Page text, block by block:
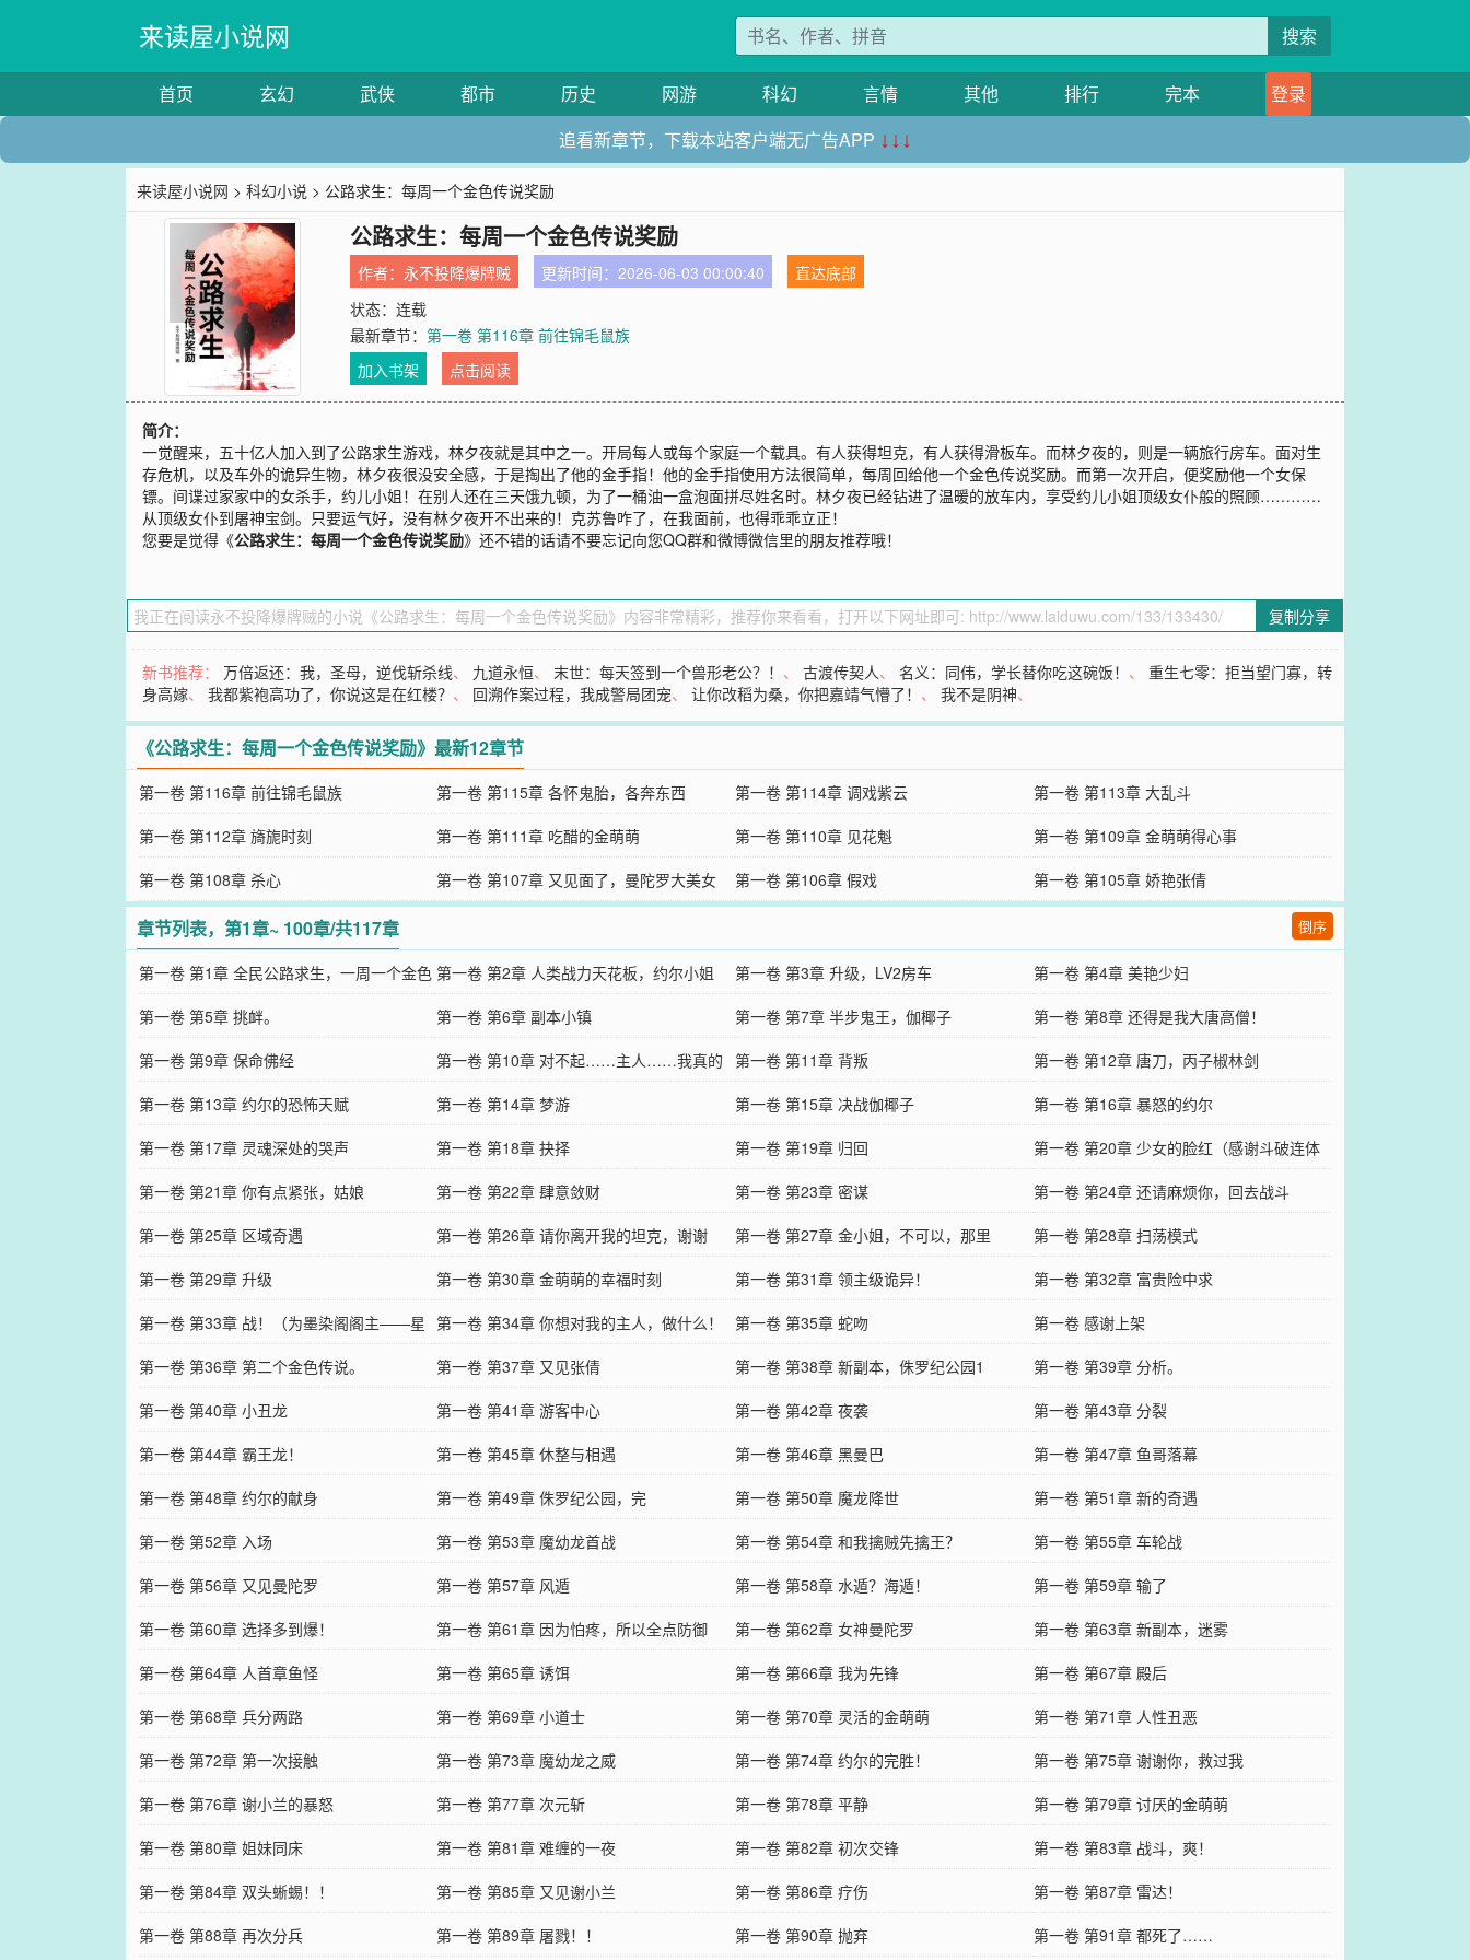
来读屋小说网 搜索
首页 玄幻 武侠 都市 历史 网游 科幻 言情 其他 排行 完本
登录
追看新章节，下载本站客户端无广告APP ↓↓↓
来读屋小说网 >科幻小说 > 公路求生：每周一个金色传说奖励
公路求生：每周一个金色传说奖励
作者：永不投降爆牌贼 更新时间：2026-06-03 00:00:40
直达底部
状态：连载
最新章节：第一卷 第116章 前往锦毛鼠族
加入书架
点击阅读
简介：
一觉醒来，五十亿人加入到了公路求生游戏，林夕夜就是其中之一。开局每人或每个家庭一个载具。有人获得坦克，有人获得滑板车。而林夕夜的，则是一辆旅行房车。面对生
存危机，以及车外的诡异生物，林夕夜很没安全感，于是掏出了他的金手指！他的金手指使用方法很简单，每周回给他一个金色传说奖励。而第一次开启，便奖励他一个女保
镖。间谍过家家中的女杀手，约儿小姐！在别人还在三天饿九顿，为了一桶油一盒泡面拼尽姓名时。林夕夜已经钻进了温暖的放车内，享受约儿小姐顶级女仆般的照顾…………
从顶级女仆到屠神宝剑。只要运气好，没有林夕夜开不出来的！克苏鲁咋了，在我面前，也得乖乖立正！
您要是觉得《公路求生：每周一个金色传说奖励》还不错的话请不要忘记向您QQ群和微博微信里的朋友推荐哦！
复制分享
新书推荐：万倍返还：我，圣母，逆伐斩杀线、 九道永恒、末世：每天签到一个兽形老公？！ 、古渡传契人、 名义：同伟，学长替你吃这碗饭！ 、重生七零：拒当望门寡，转
身高嫁、我都紫袍高功了，你说这是在红楼？ 、 回溯作案过程，我成警局团宠、让你改稻为桑，你把嘉靖气懵了！ 、我不是阴神、
《公路求生：每周一个金色传说奖励》最新12章节
第一卷 第116章 前往锦毛鼠族 第一卷 第115章 各怀鬼胎，各奔东西 第一卷 第114章 调戏紫云
第一卷 第113章 大乱斗
第一卷 第112章 旖旎时刻
第一卷 第111章 吃醋的金萌萌 第一卷 第110章 见花魁
第一卷 第109章 金萌萌得心事
第一卷 第108章 杀心
第一卷 第107章 又见面了，曼陀罗大美女 第一卷 第106章 假戏 第一卷 第105章 娇艳张倩
章节列表，第1章~ 100章/共117章 倒序
第一卷 第1章 全民公路求生，一周一个金色
传说！
第一卷 第2章 人类战力天花板，约尔小姐 第一卷 第3章 升级，LV2房车
第一卷 第4章 美艳少妇
第一卷 第5章 挑衅。
第一卷 第6章 副本小镇 第一卷 第7章 半步鬼王，伽椰子
第一卷 第8章 还得是我大唐高僧！
第一卷 第9章 保命佛经
第一卷 第10章 对不起……主人……我真的
做不到……
第一卷 第11章 背叛
第一卷 第12章 唐刀，丙子椒林剑
第一卷 第13章 约尔的恐怖天赋
第一卷 第14章 梦游 第一卷 第15章 决战伽椰子
第一卷 第16章 暴怒的约尔
第一卷 第17章 灵魂深处的哭声
第一卷 第18章 抉择 第一卷 第19章 归回
第一卷 第20章 少女的脸红（感谢斗破连体
的打赏，加更！）
第一卷 第21章 你有点紧张，姑娘 第一卷 第22章 肆意敛财 第一卷 第23章 密谋
第一卷 第24章 还请麻烦你，回去战斗
第一卷 第25章 区域奇遇
第一卷 第26章 请你离开我的坦克，谢谢
第一卷 第27章 金小姐，不可以，那里
是……
第一卷 第28章 扫荡模式
第一卷 第29章 升级
第一卷 第30章 金萌萌的幸福时刻 第一卷 第31章 领主级诡异！
第一卷 第32章 富贵险中求
第一卷 第33章 战！（为墨染阁阁主——星
辰黄昏爆更！）
第一卷 第34章 你想对我的主人，做什么！ 第一卷 第35章 蛇吻
第一卷 感谢上架
第一卷 第36章 第二个金色传说。
第一卷 第37章 又见张倩 第一卷 第38章 新副本，侏罗纪公园1
第一卷 第39章 分析。
第一卷 第40章 小丑龙
第一卷 第41章 游客中心 第一卷 第42章 夜袭
第一卷 第43章 分裂
第一卷 第44章 霸王龙！
第一卷 第45章 休整与相遇 第一卷 第46章 黑曼巴
第一卷 第47章 鱼哥落幕
第一卷 第48章 约尔的献身
第一卷 第49章 侏罗纪公园，完 第一卷 第50章 魔龙降世
第一卷 第51章 新的奇遇
第一卷 第52章 入场
第一卷 第53章 魔幼龙首战 第一卷 第54章 和我擒贼先擒王？
第一卷 第55章 车轮战
第一卷 第56章 又见曼陀罗
第一卷 第57章 风遁 第一卷 第58章 水遁？海遁！
第一卷 第59章 输了
第一卷 第60章 选择多到爆！
第一卷 第61章 因为怕疼，所以全点防御 第一卷 第62章 女神曼陀罗
第一卷 第63章 新副本，迷雾
第一卷 第64章 人首章鱼怪
第一卷 第65章 诱饵 第一卷 第66章 我为先锋
第一卷 第67章 殿后
第一卷 第68章 兵分两路
第一卷 第69章 小道士 第一卷 第70章 灵活的金萌萌
第一卷 第71章 人性丑恶
第一卷 第72章 第一次接触
第一卷 第73章 魔幼龙之威 第一卷 第74章 约尔的完胜！
第一卷 第75章 谢谢你，救过我
第一卷 第76章 谢小兰的暴怒
第一卷 第77章 次元斩 第一卷 第78章 平静
第一卷 第79章 讨厌的金萌萌
第一卷 第80章 姐妹同床
第一卷 第81章 难缠的一夜 第一卷 第82章 初次交锋
第一卷 第83章 战斗，爽！
第一卷 第84章 双头蜥蜴！！
第一卷 第85章 又见谢小兰 第一卷 第86章 疗伤
第一卷 第87章 雷达！
第一卷 第88章 再次分兵
第一卷 第89章 屠戮！！ 第一卷 第90章 抛弃 第一卷 第91章 都死了……